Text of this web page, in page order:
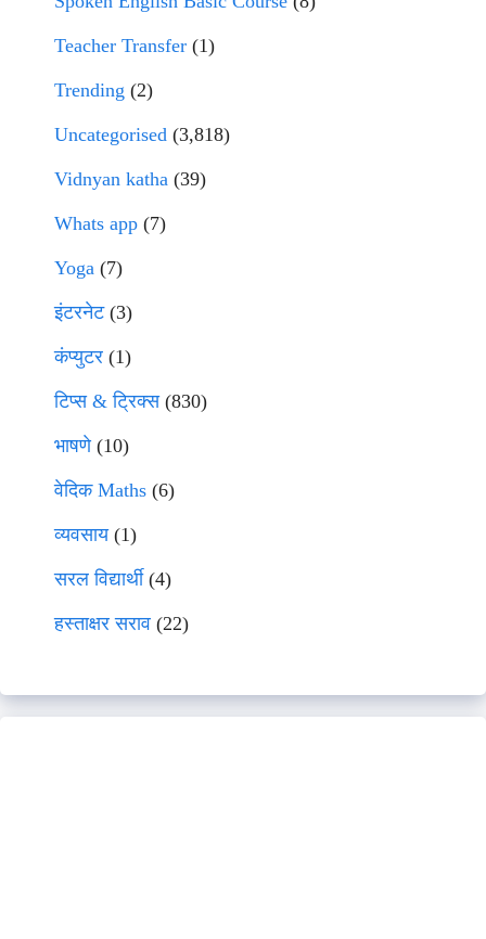
Teacher Transfer (1)
Trending (2)
Uncategorised (3,818)
Vidnyan katha (39)
Whats app (7)
Yoga (7)
इंटरनेट(3)
कंप्युटर (1)
टिप्स & ट्रिक्स(830)
भाषणे(10)
वेदिक Maths (6)
व्यवसाय(1)
सरल विद्यार्थी(4)
हस्ताक्षर सराव (22)